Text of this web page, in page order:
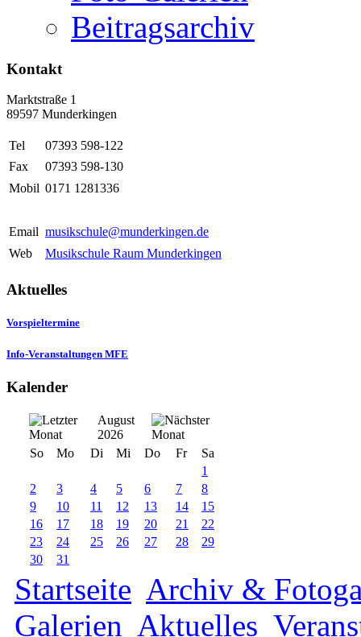
Beitragsarchiv
Kontakt
Marktstraße 1
89597 Munderkingen
Tel
07393 598-122
Fax
07393 598-130
Mobil 0171 1281336
Email musikschule@munderkingen.de
Web
Musikschule Raum Munderkingen
Aktuelles
Vorspieltermine
Info-Veranstaltungen MFE
Kalender
August
2026
So
Mo Di Mi Do Fr
Sa
1
2
3 4 5 6 7
8
9
10 11 12 13 14
15
16
17 18 19 20 21
22
23
24 25 26 27 28
29
30
31
Startseite Archiv &
Galerien Aktuelles